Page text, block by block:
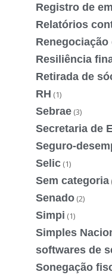
Registro de
Relatórios
Resiliência
Retirada de
RH (1)
Sebrae (3)
Secretaria de
Seguro-
Selic (1)
Sem categoria
Senado (2)
Simpi (1)
Simples
softwares de
Sonegação